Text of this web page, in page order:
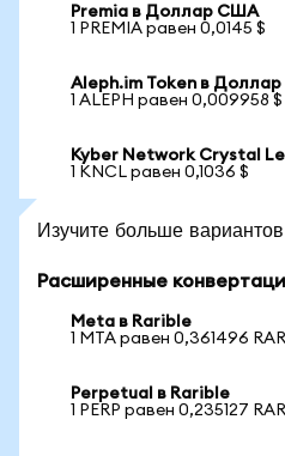
Premia в Доллар США
1 PREMIA равен 0,0145 $
Aleph.im Token в
1 ALEPH равен 0,009958 $
Kyber Network Crystal
1 KNCL равен 0,1036 $
Изучите больше
Расширенные
Meta в Rarible
1 MTA равен 0,361496
Perpetual в Rarible
1 PERP равен 0,235127